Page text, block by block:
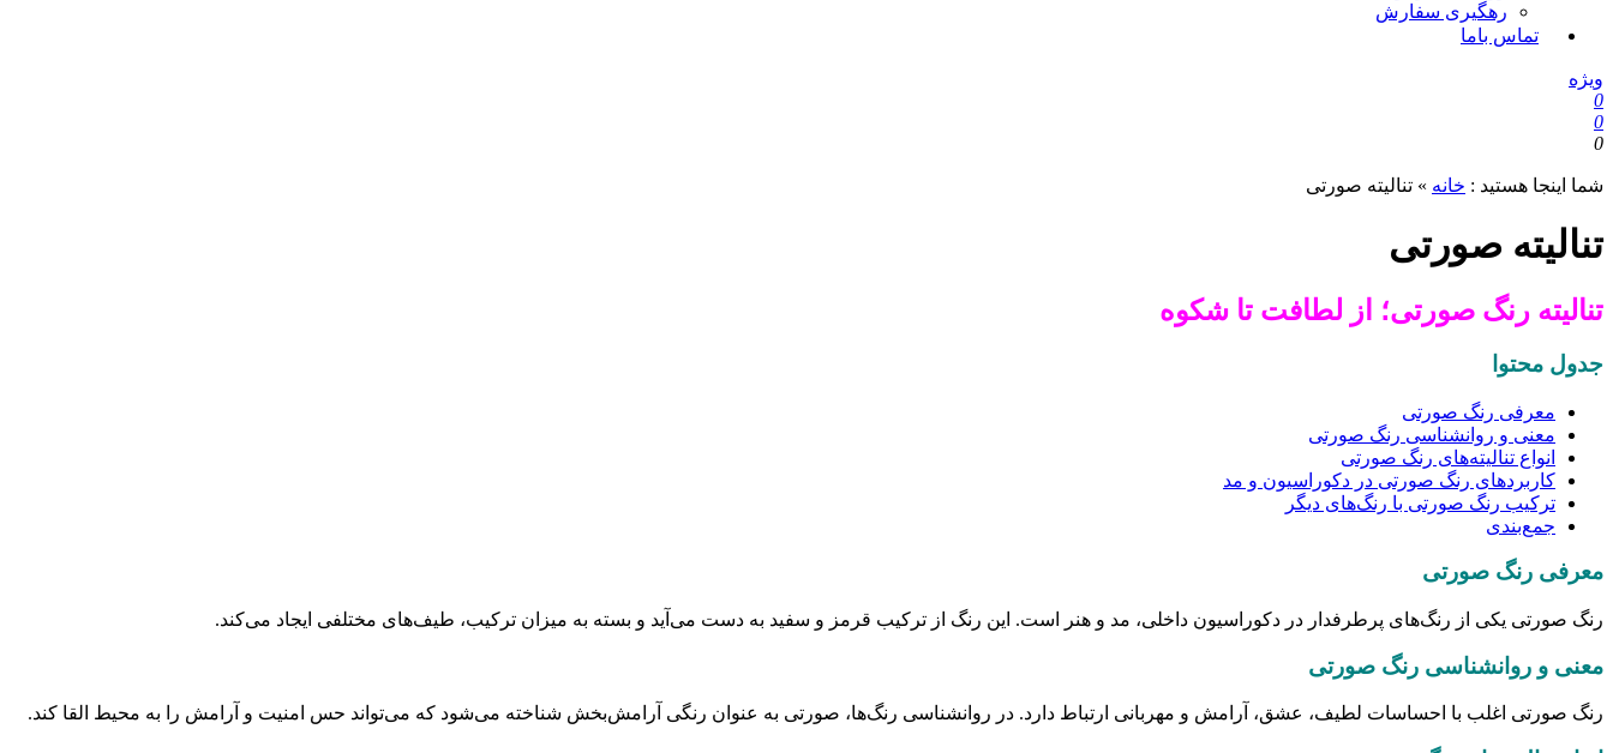
رهگیری سفارش
تماس باما
ویژه
0
0
0
شما اینجا هستید : خانه » تنالیته صورتی
تنالیته صورتی
تنالیته رنگ صورتی؛ از لطافت تا شکوه
جدول محتوا
معرفی رنگ صورتی
معنی و روانشناسی رنگ صورتی
انواع تنالیته‌های رنگ صورتی
کاربردهای رنگ صورتی در دکوراسیون و مد
ترکیب رنگ صورتی با رنگ‌های دیگر
جمع‌بندی
معرفی رنگ صورتی
رنگ صورتی یکی از رنگ‌های پرطرفدار در دکوراسیون داخلی، مد و هنر است. این رنگ از ترکیب قرمز و سفید به دست می‌آید و بسته به میزان ترکیب، طیف‌های مختلفی ایجاد می‌کند.
معنی و روانشناسی رنگ صورتی
رنگ صورتی اغلب با احساسات لطیف، عشق، آرامش و مهربانی ارتباط دارد. در روانشناسی رنگ‌ها، صورتی به عنوان رنگی آرامش‌بخش شناخته می‌شود که می‌تواند حس امنیت و آرامش را به محیط القا کند.